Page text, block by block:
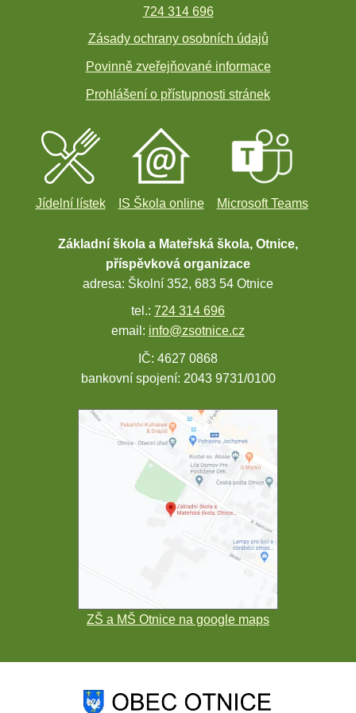
724 314 696
Zásady ochrany osobních údajů
Povinně zveřejňované informace
Prohlášení o přístupnosti stránek
Jídelní lístek IS Škola online Microsoft Teams
Základní škola a Mateřská škola, Otnice,
příspěvková organizace
adresa: Školní 352, 683 54 Otnice
tel.: 724 314 696
email: info@zsotnice.cz
IČ: 4627 0868
bankovní spojení: 2043 9731/0100
ZŠ a MŠ Otnice na google maps